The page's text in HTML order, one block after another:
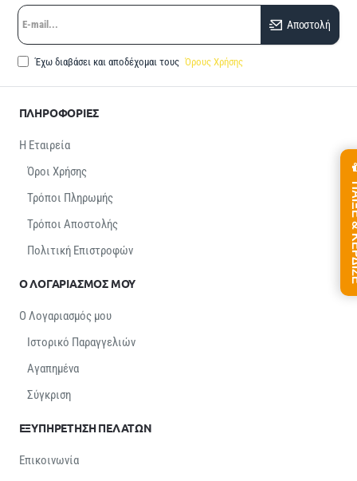
E-
mail...
Αποστολή
Έχω διαβάσει και αποδέχομαι τους Όρους Χρήσης
ΠΛΗΡΟΦΟΡΙΕΣ
Η Εταιρεία
Όροι Χρήσης
Τρόποι Πληρωμής
Τρόποι Αποστολής
Πολιτική Επιστροφών
Ο ΛΟΓΑΡΙΑΣΜΟΣ ΜΟΥ
Ο Λογαριασμός μου
Ιστορικό Παραγγελιών
Αγαπημένα
Σύγκριση
ΕΞΥΠΗΡΕΤΗΣΗ ΠΕΛΑΤΩΝ
Επικοινωνία